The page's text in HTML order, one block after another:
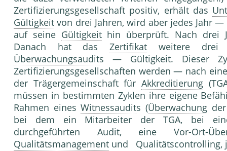
Zertifizierungsgesellschaft positiv, erhält das
Gültigkeit von drei Jahren, wird aber jedes Jahr
auf seine Gültigkeithin überprüft. Nach drei
Danach hat dasZertifikat weitere drei
Überwachungsaudits — Gültig­keit. Dieser
Zertifizierungsgesellschaften werden — nach
der Träger­gemeinschaft für Akkreditierung
müssen in bestimmten Zyklen ihre eigene
Rahmen einesWitnessaudits (Überwachung
bei dem ein Mitarbeiter der TGA, bei
durchgeführten Audit, eine Vor-Ort-
Qualitätsmanagement und Qualitätscontrolling,